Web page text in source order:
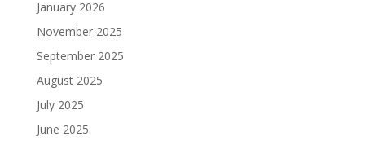
January 2026
November 2025
September 2025
August 2025
July 2025
June 2025